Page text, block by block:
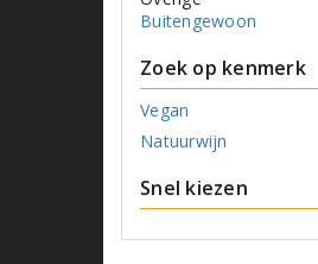
Buitengewoon
zoek op kenmerk
Vegan
Natuurwijn
Snel kiezen